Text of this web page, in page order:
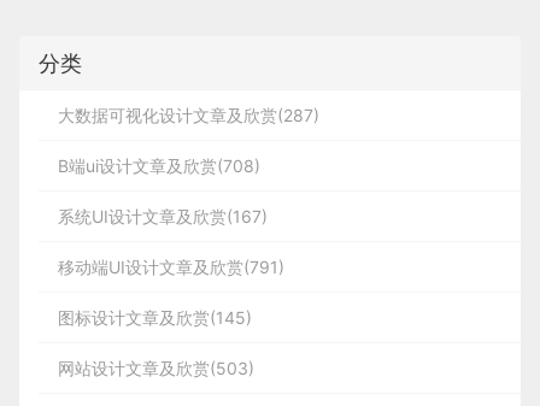
分类
大数据可视化设计文章及欣赏(287)
B端ui设计文章及欣赏(708)
系统UI设计文章及欣赏(167)
移动端UI设计文章及欣赏(791)
图标设计文章及欣赏(145)
网站设计文章及欣赏(503)